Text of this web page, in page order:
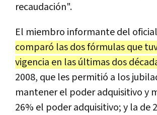
recaudación".
El miembro informante del
comparó las dos fórmulas que
vigencia en las últimas dos
2008, que les permitió a los
mantener el poder adquisitivo y
26% el poder adquisitivo; y la de